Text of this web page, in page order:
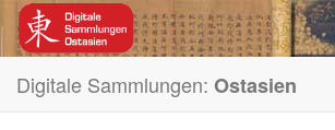
Digitale Sammlungen: Ostasien